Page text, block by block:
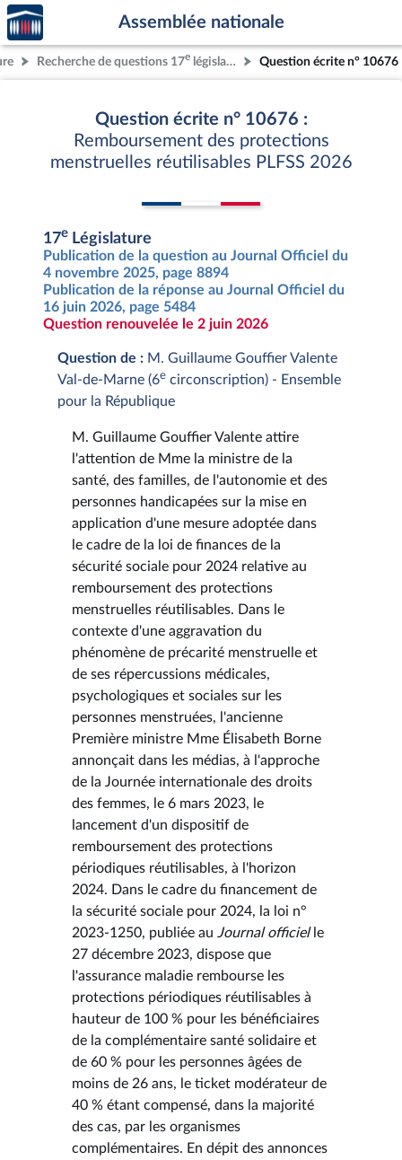
Aller au contenu
Aller en bas de la page
Accèder
à la
page
d'accueil
Assemblée nationale
Recherche de questions 17e législature Question écrite n° 10676
Question écrite n° 10676 :
Remboursement des protections
menstruelles réutilisables PLFSS 2026
17e Législature
Publication de la question au Journal Officiel du
4 novembre 2025, page 8894
Publication de la réponse au Journal Officiel du
16 juin 2026, page 5484
Question renouvelée le 2 juin 2026
Question de : M. Guillaume Gouffier Valente
Val-de-Marne (6e circonscription) - Ensemble
pour la République
M. Guillaume Gouffier Valente attire
l'attention de Mme la ministre de la
santé, des familles, de l'autonomie et des
personnes handicapées sur la mise en
application d'une mesure adoptée dans
le cadre de la loi de finances de la
sécurité sociale pour 2024 relative au
remboursement des protections
menstruelles réutilisables. Dans le
contexte d'une aggravation du
phénomène de précarité menstruelle et
de ses répercussions médicales,
psychologiques et sociales sur les
personnes menstruées, l'ancienne
Première ministre Mme Élisabeth Borne
annonçait dans les médias, à l'approche
de la Journée internationale des droits
des femmes, le 6 mars 2023, le
lancement d'un dispositif de
remboursement des protections
périodiques réutilisables, à l'horizon
2024. Dans le cadre du financement de
la sécurité sociale pour 2024, la loi n°
2023-1250, publiée au Journal officielle
27 décembre 2023, dispose que
l'assurance maladie rembourse les
protections périodiques réutilisables à
hauteur de 100 % pour les bénéficiaires
de la complémentaire santé solidaire et
de 60 % pour les personnes âgées de
moins de 26 ans, le ticket modérateur de
40 % étant compensé, dans la majorité
des cas, par les organismes
complémentaires. En dépit des annonces